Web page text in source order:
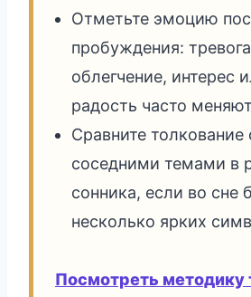
Отметьте эмоцию
пробуждения:
облегчение, интерес
радость часто
Сравните толкование
соседними темами в
сонника, если во сне
несколько ярких
Посмотреть методику